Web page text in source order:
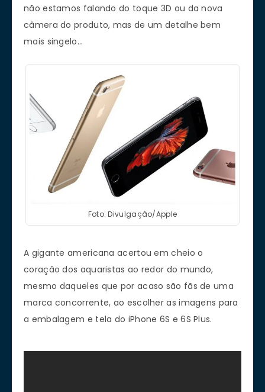
não estamos falando do toque 3D ou da nova
câmera do produto, mas de um detalhe bem
mais singelo…
Foto: Divulgação/Apple
A gigante americana acertou em cheio o
coração dos aquaristas ao redor do mundo,
mesmo daqueles que por acaso são fãs de uma
marca concorrente, ao escolher as imagens para
a embalagem e tela do iPhone 6S e 6S Plus.